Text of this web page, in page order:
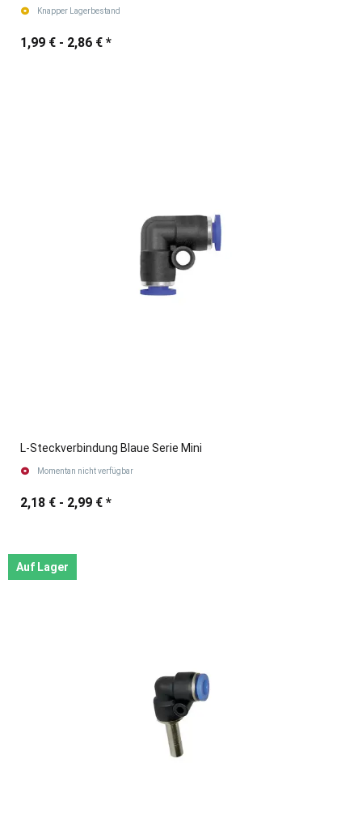
Knapper Lagerbestand
1,99 € - 2,86 € *
L-Steckverbindung Blaue Serie Mini
Momentan nicht verfügbar
2,18 € - 2,99 € *
Auf Lager